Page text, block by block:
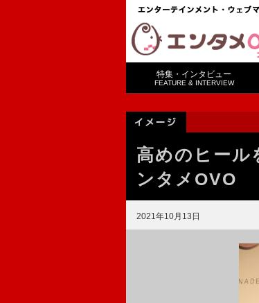
特集・インタビュー
FEATURE & INTERVIEW
高めのヒー
ンタメOVO
2021年10月13日